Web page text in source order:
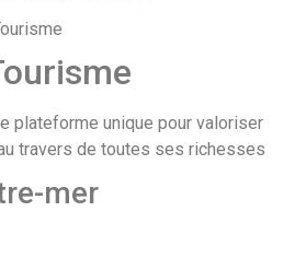
plateforme unique pour valoriser
travers de toutes ses richesses
mer